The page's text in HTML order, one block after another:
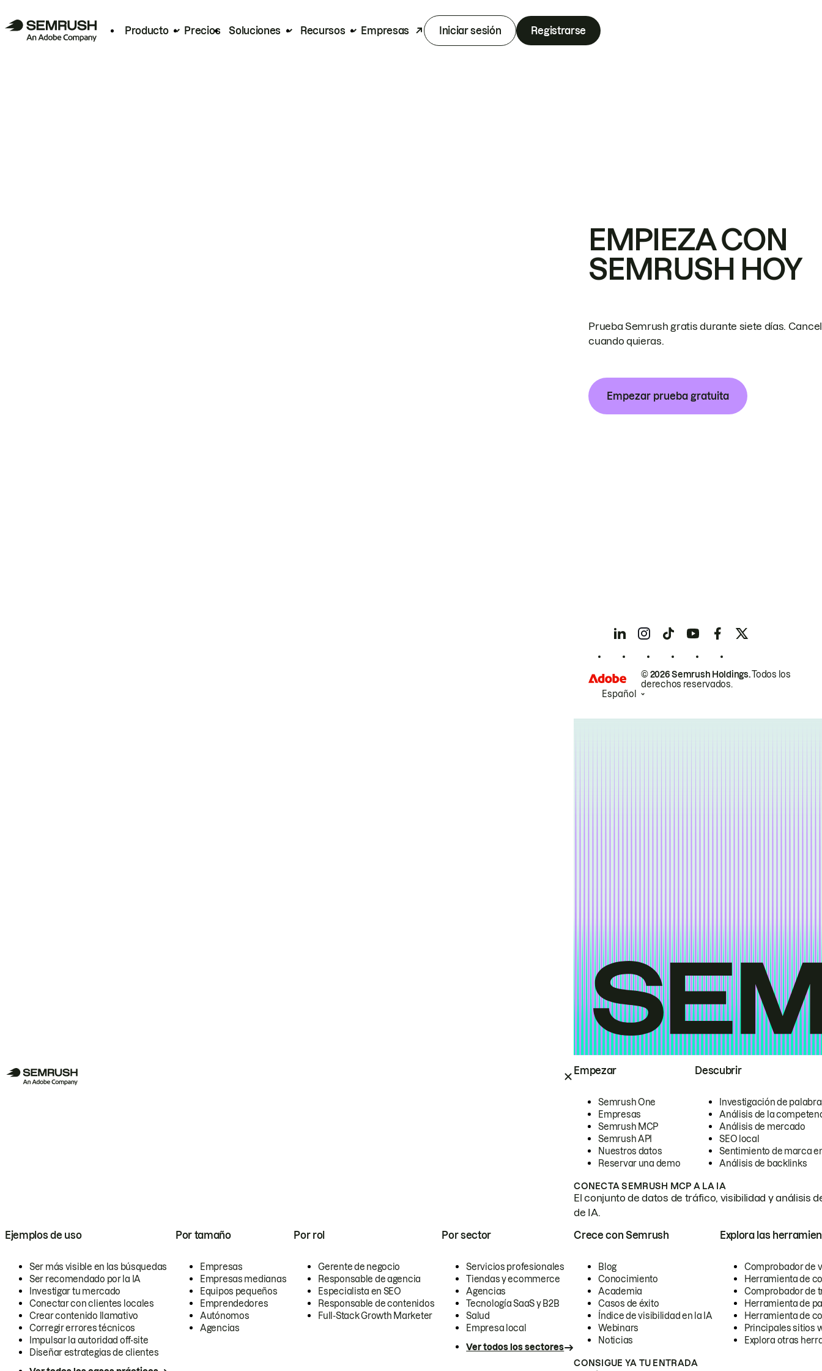
Producto Precios Soluciones Recursos Empresas Iniciar sesión Registrarse
Empezar
Semrush One
Empresas
Semrush MCP
Semrush API
Nuestros datos
Reservar una demo
Descubrir
Investigación de
Análisis de la
Análisis de mercado
SEO local
Sentimiento de marca
Análisis de backlinks
CONECTA SEMRUSH MCP A LA IA
El conjunto de datos de tráfico, visibilidad y análisis
de IA.
Ejemplos de uso
Ser más visible en las búsquedas
Ser recomendado por la IA
Investigar tu mercado
Conectar con clientes locales
Crear contenido llamativo
Corregir errores técnicos
Impulsar la autoridad off-site
Diseñar estrategias de clientes
Por tamaño
Empresas
Empresas medianas
Equipos pequeños
Emprendedores
Autónomos
Agencias
Por rol
Gerente de negocio
Responsable de agencia
Especialista en SEO
Responsable de contenidos
Full-Stack Growth Marketer
Por sector
Servicios profesionales
Tiendas y ecommerce
Agencias
Tecnología SaaS y B2B
Salud
Empresa local
Ver todos los sectores
Crece con Semrush
Blog
Conocimiento
Academia
Casos de éxito
Índice de visibilidad en la IA
Webinars
Noticias
Explora las
Comprobador de
Herramienta de
Comprobador de
Herramienta de
Herramienta de
Principales sitios
Explora otras
CONSIGUE YA TU ENTRADA
EMPIEZA CON
SEMRUSH HOY
Prueba Semrush gratis durante siete días.
cuando quieras.
Empezar prueba gratuita
© 2026 Semrush Holdings.Todos los
derechos reservados.
Español